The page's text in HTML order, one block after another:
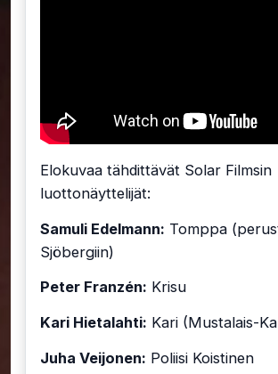
Elokuvaa tähdittävät Solar Filmsin
luottonäyttelijät:
Samuli Edelmann: Tomppa
Sjöbergiin)
Peter Franzén: Krisu
Kari Hietalahti: Kari (Mustalais-
Juha Veijonen: Poliisi Koistinen